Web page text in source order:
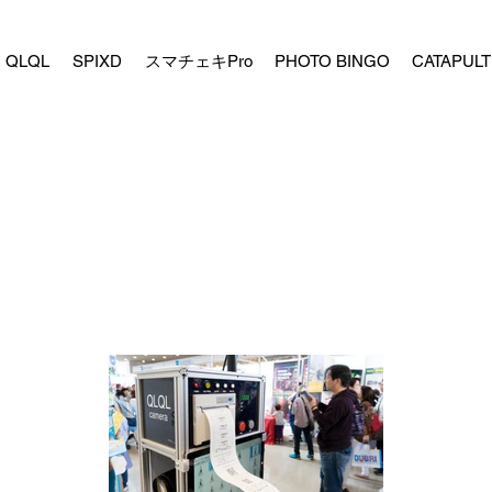
QLQL SPIXD スマチェキPro PHOTO BINGO CATAPULT